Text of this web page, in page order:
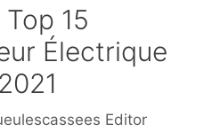
15
Électrique
Editor